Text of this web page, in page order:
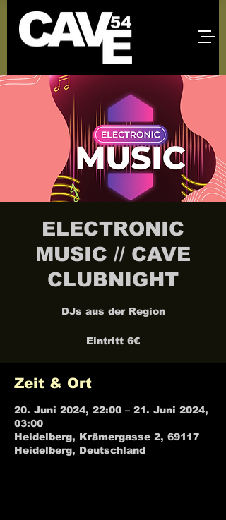
ELECTRONIC
MUSIC // CAVE
CLUBNIGHT
DJs aus der Region
Eintritt 6€
Zeit & Ort
20. Juni 2024, 22:00 – 21. Juni 2024,
03:00
Heidelberg, Krämergasse 2, 69117
Heidelberg, Deutschland